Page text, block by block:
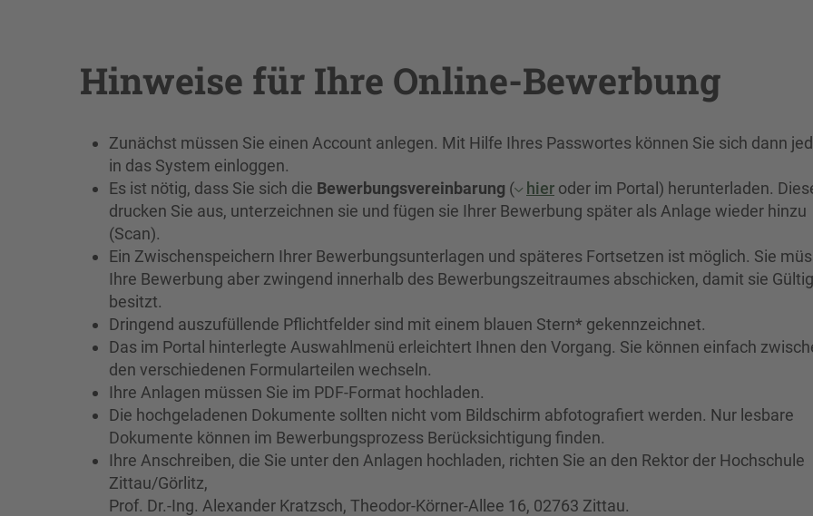
Hinweise für Ihre Online-Bewerbung
Zunächst müssen Sie einen Account anlegen. Mit Hilfe Ihres Passwortes können Sie sich dann
in das System einloggen.
Es ist nötig, dass Sie sich die Bewerbungsvereinbarung ( hier oder im Portal) herunterladen.
drucken Sie aus, unterzeichnen sie und fügen sie Ihrer Bewerbung später als Anlage wieder hinzu
(Scan).
Ein Zwischenspeichern Ihrer Bewerbungsunterlagen und späteres Fortsetzen ist möglich. Sie
Ihre Bewerbung aber zwingend innerhalb des Bewerbungszeitraumes abschicken, damit sie
besitzt.
Dringend auszufüllende Pflichtfelder sind mit einem blauen Stern* gekennzeichnet.
Das im Portal hinterlegte Auswahlmenü erleichtert Ihnen den Vorgang. Sie können einfach
den verschiedenen Formularteilen wechseln.
Ihre Anlagen müssen Sie im PDF-Format hochladen.
Die hochgeladenen Dokumente sollten nicht vom Bildschirm abfotografiert werden. Nur lesbare
Dokumente können im Bewerbungsprozess Berücksichtigung finden.
Ihre Anschreiben, die Sie unter den Anlagen hochladen, richten Sie an den Rektor der Hochschule
Zittau/Görlitz,
Prof. Dr.-Ing. Alexander Kratzsch, Theodor-Körner-Allee 16, 02763 Zittau.